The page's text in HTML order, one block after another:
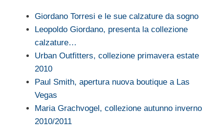
Giordano Torresi e le sue calzature da sogno
Leopoldo Giordano, presenta la collezione
calzature…
Urban Outfitters, collezione primavera estate
2010
Paul Smith, apertura nuova boutique a Las
Vegas
Maria Grachvogel, collezione autunno inverno
2010/2011